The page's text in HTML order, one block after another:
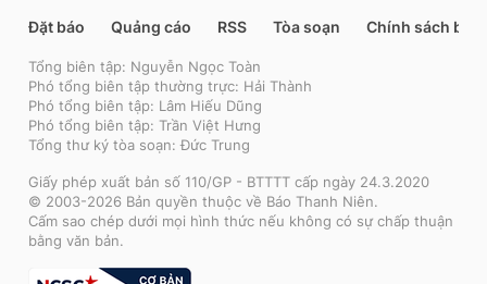
Đặt báo Quảng cáo RSS Tòa soạn Chính sách bảo
Tổng biên tập: Nguyễn Ngọc Toàn
Phó tổng biên tập thường trực: Hải Thành
Phó tổng biên tập: Lâm Hiếu Dũng
Phó tổng biên tập: Trần Việt Hưng
Tổng thư ký tòa soạn: Đức Trung
Giấy phép xuất bản số 110/GP - BTTTT cấp ngày 24.3.2020
© 2003-2026 Bản quyền thuộc về Báo Thanh Niên.
Cấm sao chép dưới mọi hình thức nếu không có sự chấp thuận
bằng văn bản.